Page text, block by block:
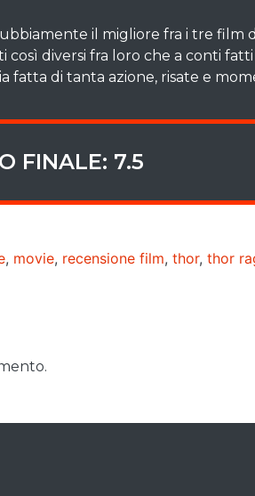
il migliore fra i tre film
così diversi fra loro che a conti
di tanta azione, risate e
FINALE: 7.5
, movie, recensione film, thor, thor